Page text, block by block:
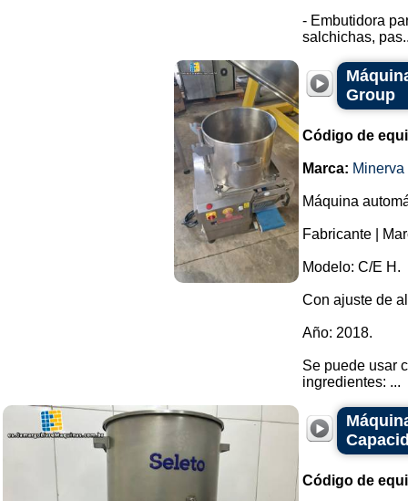
- Embutidora
salchichas,
Group
Código de
Marca:
Máquina
Fabricante |
Modelo: C/E H.
Con ajuste de
Año: 2018.
Se puede usar
ingredientes: ...
Código de